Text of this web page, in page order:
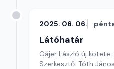
2025. 06. 06.
Látóhatár
Gájer László új
Szerkesztő: Tóth